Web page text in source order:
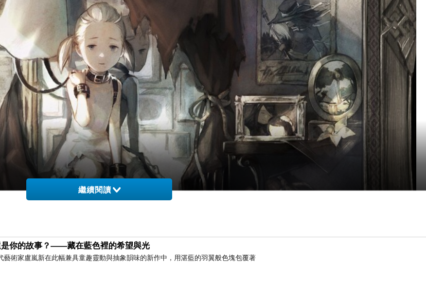
繼續閱讀
你的故事？——藏在藍色裡的希望與光
術家盧嵐新在此幅兼具童趣靈動與抽象韻味的新作中，用湛藍的羽翼般色塊包覆著